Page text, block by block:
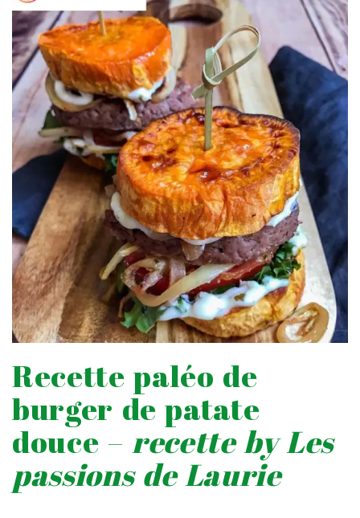
Recette paléo de
burger de patate
douce – recette by Les
passions de Laurie